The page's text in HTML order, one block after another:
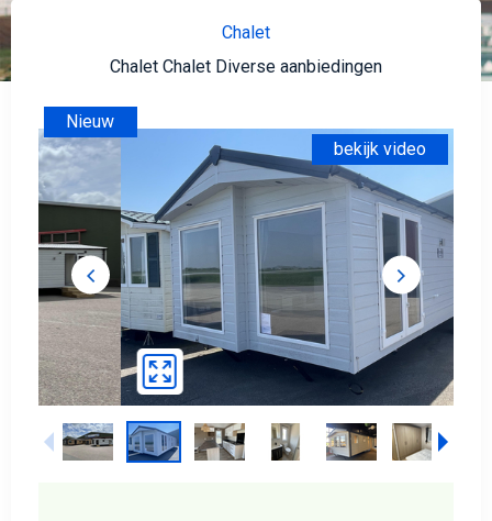
Chalet
Chalet Chalet Diverse aanbiedingen
Nieuw
bekijk video